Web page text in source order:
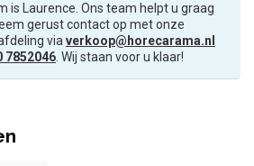
is Laurence. Ons team helpt u graag
gerust contact op met onze
viaverkoop@horecarama.nl
7852046. Wij staan voor u klaar!